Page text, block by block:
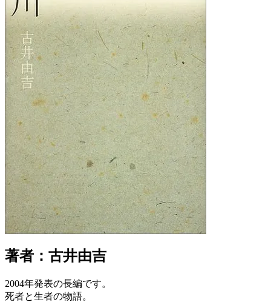
著者：古井由吉
2004年発表の長編です。
死者と生者の物語。